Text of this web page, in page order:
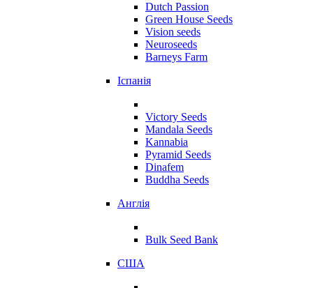
Dutch Passion
Green House Seeds
Vision seeds
Neuroseeds
Barneys Farm
Іспанія
Victory Seeds
Mandala Seeds
Kannabia
Pyramid Seeds
Dinafem
Buddha Seeds
Англія
Bulk Seed Bank
США